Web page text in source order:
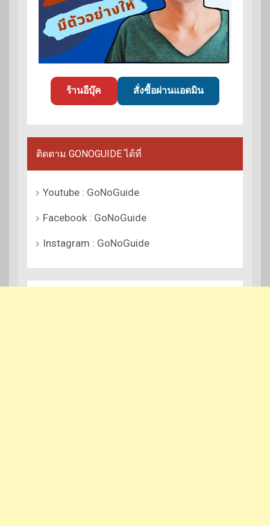
ร้านอีบุ๊ค สั่งซื้อผ่านแอดมิน
ติดตาม GONOGUIDE ได้ที่
Youtube : GoNoGuide
Facebook : GoNoGuide
Instagram : GoNoGuide